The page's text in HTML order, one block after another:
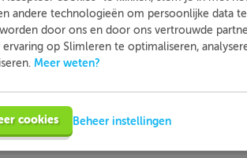
Wat isSlimlerennou
je online voor de vakken waar je nog
video-colleges, vuistregels en meer
ieder fout gegeven antwoord direct een
oplossen. Zo leer je sneller en
andere technologieën om persoonlijke data
door ons en door ons vertrouwde
op Slimleren te optimaliseren,
Meer weten?
cookies Beheer instellingen